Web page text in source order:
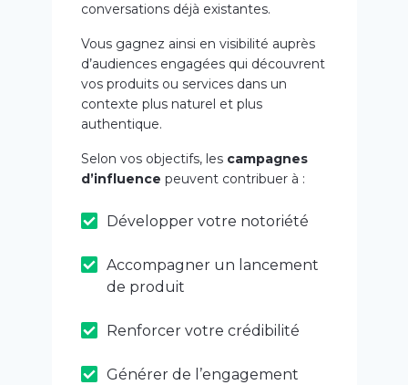
conversations déjà existantes.
Vous gagnez ainsi en visibilité auprès
d’audiences engagées qui découvrent
vos produits ou services dans un
contexte plus naturel et plus
authentique.
Selon vos objectifs, les campagnes
d’influence peuvent contribuer à :
Développer votre notoriété
Accompagner un lancement
de produit
Renforcer votre crédibilité
Générer de l’engagement